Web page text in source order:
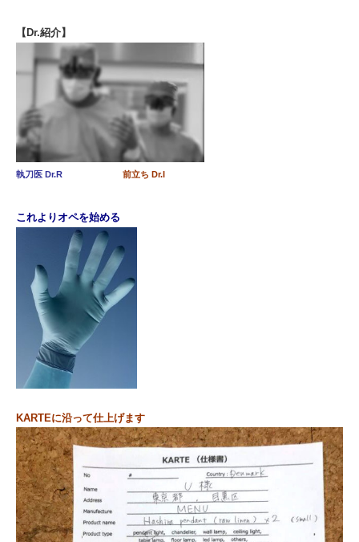
【Dr.紹介】
執刀医 Dr.R 前立ち Dr.I
これよりオペを始める
KARTEに沿って仕上げます